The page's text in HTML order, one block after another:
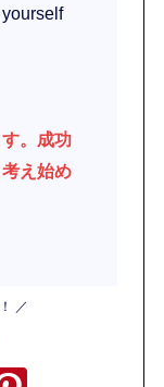
。成功
え始め
／